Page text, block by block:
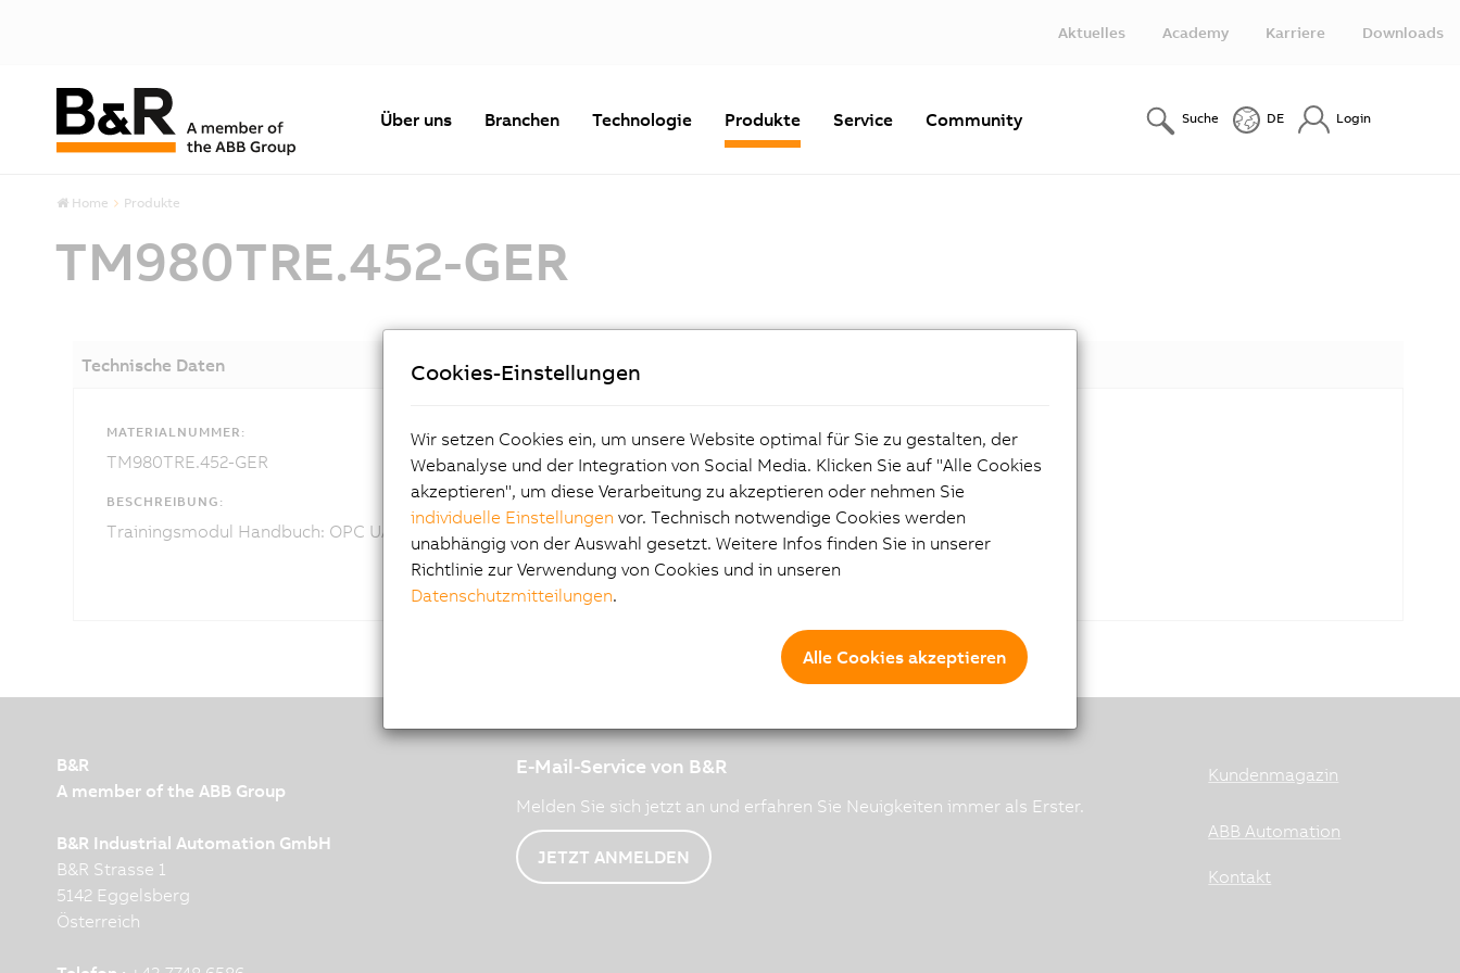
Aktuelles Academy Karriere Downloads
Über uns Branchen Technologie Produkte Service Community Suche DE Login
Home Produkte
TM980TRE.452-GER
Technische Daten Basisinformationen
MATERIALNUMMER:
TM980TRE.452-GER
BESCHREIBUNG:
Trainingsmodul Handbuch: OPC UA Grundlagen und Anwendung (deutsche Ausgabe)
B&R
A member of the ABB Group
B&R Industrial Automation GmbH
B&R Strasse 1
5142 Eggelsberg
Österreich
E-Mail-Service von B&R
Melden Sie sich jetzt an und erfahren Sie Neuigkeiten immer als Erster.
JETZT ANMELDEN
Kundenmagazin
ABB Automation
Kontakt
Cookies-Einstellungen
Wir setzen Cookies ein, um unsere Website optimal für Sie zu gestalten, der
Webanalyse und der Integration von Social Media. Klicken Sie auf "Alle Cookies
akzeptieren", um diese Verarbeitung zu akzeptieren oder nehmen Sie
individuelle Einstellungen vor. Technisch notwendige Cookies werden
unabhängig von der Auswahl gesetzt. Weitere Infos finden Sie in unserer
Richtlinie zur Verwendung von Cookies und in unseren
Datenschutzmitteilungen.
Alle Cookies akzeptieren